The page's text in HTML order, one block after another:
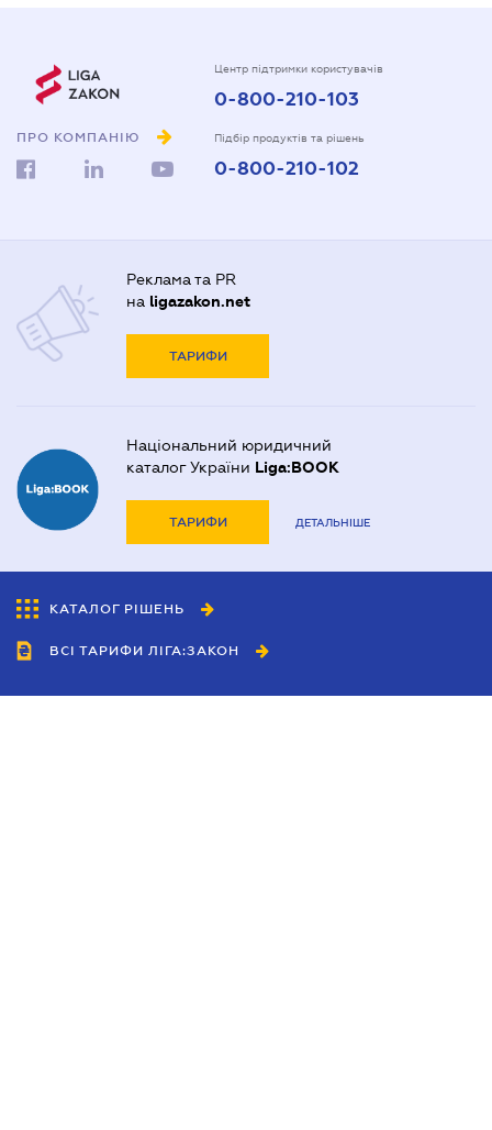
ПРО КОМПАНІЮ
Центр підтримки користувачів
0-800-210-103
Підбір продуктів та рішень
0-800-210-102
Реклама та PR
на ligazakon.net
ТАРИФИ
Національний юридичний
каталог України Liga:BOOK
ТАРИФИ ДЕТАЛЬНІШЕ
КАТАЛОГ РІШЕНЬ
ВСІ ТАРИФИ ЛІГА:ЗАКОН